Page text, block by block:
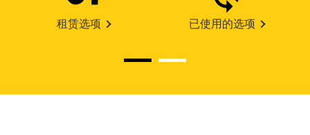
租赁选项 已使用的选项